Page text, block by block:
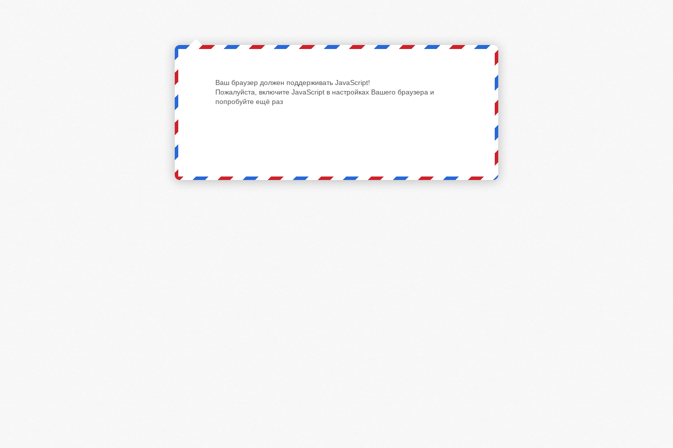
Ваш браузер должен поддерживать JavaScript!
Пожалуйста, включите JavaScript в настройках Вашего браузера и
попробуйте ещё раз